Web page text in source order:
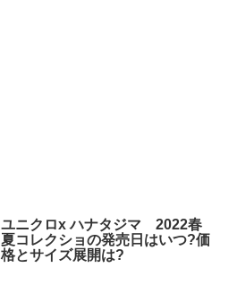
ユニクロx ハナタジマ 2022春
夏コレクショの発売日はいつ?価
格とサイズ展開は?